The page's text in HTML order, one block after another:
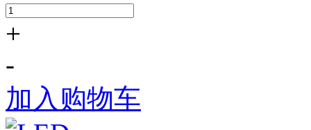
+
-
加入购物车